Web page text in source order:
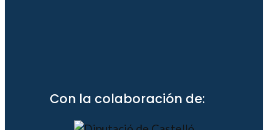
Con la colaboración de: